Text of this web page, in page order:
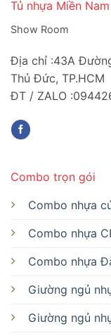
Tủ nhựa Miền Nam
Show Room
Địa chỉ :43A
Thủ Đức, TP.HCM
ĐT / ZALO
Combo trọn gói
Combo nhựa
Combo nhựa
Combo nhựa
Giường ngủ
Giường ngủ